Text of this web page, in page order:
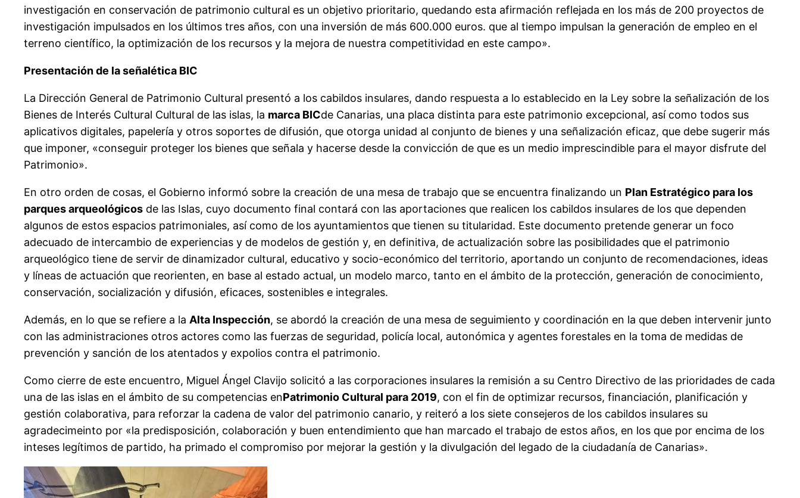
investigación en conservación de patrimonio cultural es un objetivo prioritario, quedando esta afirmación reflejada en los más de 200 proyectos de
investigación impulsados en los últimos tres años, con una inversión de más 600.000 euros. que al tiempo impulsan la generación de empleo en el
terreno científico, la optimización de los recursos y la mejora de nuestra competitividad en este campo».
Presentación de la señalética BIC
La Dirección General de Patrimonio Cultural presentó a los cabildos insulares, dando respuesta a lo establecido en la Ley sobre la señalización de los
Bienes de Interés Cultural Cultural de las islas, la marca BICde Canarias, una placa distinta para este patrimonio excepcional, así como todos sus
aplicativos digitales, papelería y otros soportes de difusión, que otorga unidad al conjunto de bienes y una señalización eficaz, que debe sugerir más
que imponer, «conseguir proteger los bienes que señala y hacerse desde la convicción de que es un medio imprescindible para el mayor disfrute del
Patrimonio».
En otro orden de cosas, el Gobierno informó sobre la creación de una mesa de trabajo que se encuentra finalizando un Plan Estratégico para los
parques arqueológicos de las Islas, cuyo documento final contará con las aportaciones que realicen los cabildos insulares de los que dependen
algunos de estos espacios patrimoniales, así como de los ayuntamientos que tienen su titularidad. Este documento pretende generar un foco
adecuado de intercambio de experiencias y de modelos de gestión y, en definitiva, de actualización sobre las posibilidades que el patrimonio
arqueológico tiene de servir de dinamizador cultural, educativo y socio-económico del territorio, aportando un conjunto de recomendaciones, ideas
y líneas de actuación que reorienten, en base al estado actual, un modelo marco, tanto en el ámbito de la protección, generación de conocimiento,
conservación, socialización y difusión, eficaces, sostenibles e integrales.
Además, en lo que se refiere a la Alta Inspección, se abordó la creación de una mesa de seguimiento y coordinación en la que deben intervenir junto
con las administraciones otros actores como las fuerzas de seguridad, policía local, autonómica y agentes forestales en la toma de medidas de
prevención y sanción de los atentados y expolios contra el patrimonio.
Como cierre de este encuentro, Miguel Ángel Clavijo solicitó a las corporaciones insulares la remisión a su Centro Directivo de las prioridades de cada
una de las islas en el ámbito de su competencias enPatrimonio Cultural para 2019, con el fin de optimizar recursos, financiación, planificación y
gestión colaborativa, para reforzar la cadena de valor del patrimonio canario, y reiteró a los siete consejeros de los cabildos insulares su
agradecimeinto por «la predisposición, colaboración y buen entendimiento que han marcado el trabajo de estos años, en los que por encima de los
inteses legítimos de partido, ha primado el compromiso por mejorar la gestión y la divulgación del legado de la ciudadanía de Canarias».